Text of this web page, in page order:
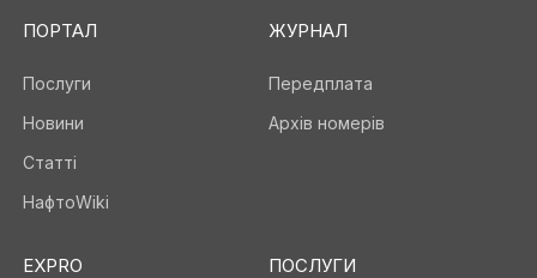
ПОРТАЛ
Послуги
Новини
Статті
НафтоWiki
ЖУРНАЛ
Передплата
Архів номерів
EXPRO ПОСЛУГИ